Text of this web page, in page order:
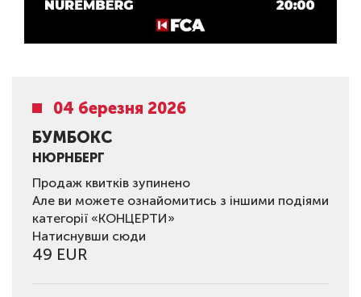
04 березня 2026
БУМБОКС
НЮРНБЕРГ
Продаж квитків зупинено
Але ви можете ознайомитись з іншими подіями
категорії «КОНЦЕРТИ»
Натиснувши сюди
49 EUR